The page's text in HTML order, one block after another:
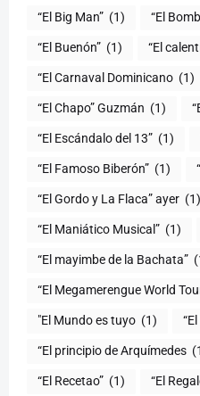
“El Big Man” (1) “El
“El Buenón” (1) “El
“El Carnaval Dominicano (1)
“El Chapo” Guzmán (1)
“El Escándalo del 13” (1)
“El Famoso Biberón” (1)
“El Gordo y La Flaca” ayer (1)
“El Maniático Musical” (1)
“El mayimbe de la Bachata”
“El Megamerengue World
"El Mundo es tuyo (1)
“El principio de Arquímedes
“El Recetao” (1) “El